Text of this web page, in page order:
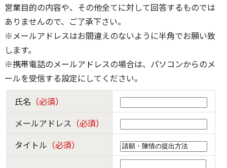
営業目的の内容や、その他全てに対して回答するものでは
ありませんので、ご了承下さい。
※メールアドレスはお間違えのないように半角でお願い致
します。
※携帯電話のメールアドレスの場合は、パソコンからのメ
ールを受信する設定にしてください。
氏名 （必須）
メールアドレス （必須）
タイトル （必須）